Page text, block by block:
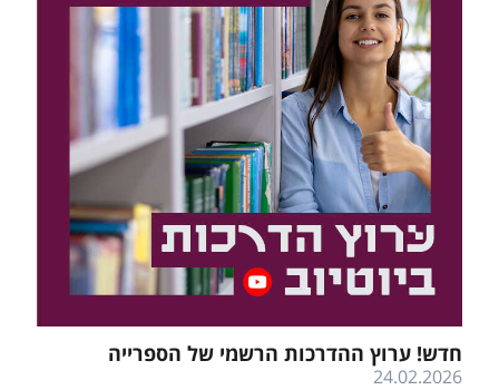
חדש! ערוץ ההדרכות הרשמי של הספרייה
24.02.2026